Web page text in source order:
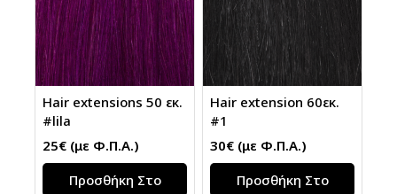
Hair extensions 50 εκ.
#lila
25€ (με Φ.Π.Α.)
Προσθήκη Στο
Hair extension 60εκ.
#1
30€ (με Φ.Π.Α.)
Προσθήκη Στο